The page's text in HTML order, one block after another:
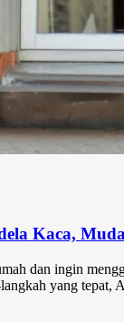
Kaca,
dan ingin
yang tepat,